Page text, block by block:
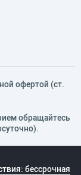
офертой (ст.
обращайтесь
бессрочная